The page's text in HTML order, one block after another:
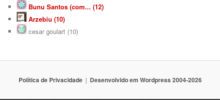
Bunu Santos (com... (12)
Arzebiu (10)
cesar goulart (10)
Política de Privacidade Desenvolvido em Wordpress 2004-2026